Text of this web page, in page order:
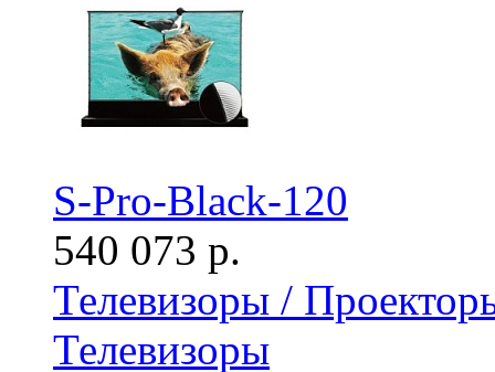
S-Pro-Black-120
540 073 р.
Телевизоры /
Телевизоры